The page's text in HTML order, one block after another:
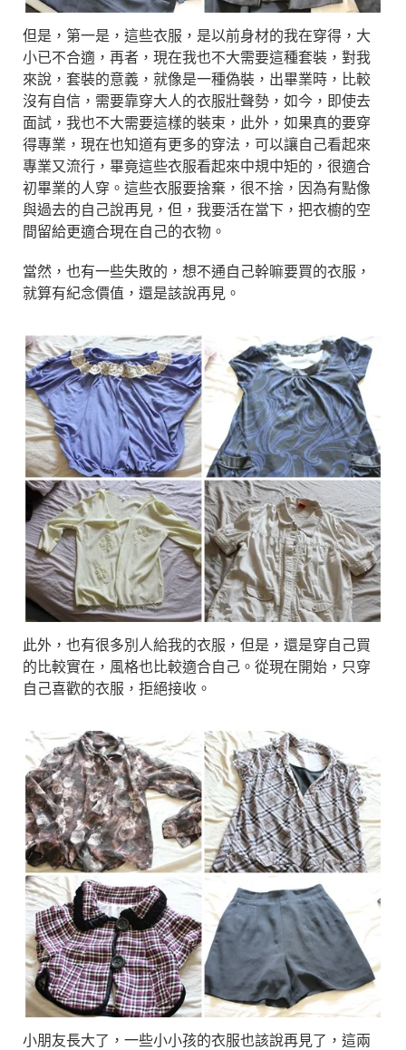
但是，第一是，這些衣服，是以前身材的我在穿得，大
小已不合適，再者，現在我也不大需要這種套裝，對我
來說，套裝的意義，就像是一種偽裝，出畢業時，比較
沒有自信，需要靠穿大人的衣服壯聲勢，如今，即使去
面試，我也不大需要這樣的裝束，此外，如果真的要穿
得專業，現在也知道有更多的穿法，可以讓自己看起來
專業又流行，畢竟這些衣服看起來中規中矩的，很適合
初畢業的人穿。這些衣服要捨棄，很不捨，因為有點像
與過去的自己說再見，但，我要活在當下，把衣櫥的空
間留給更適合現在自己的衣物。
當然，也有一些失敗的，想不通自己幹嘛要買的衣服，
就算有紀念價值，還是該說再見。
此外，也有很多別人給我的衣服，但是，還是穿自己買
的比較實在，風格也比較適合自己。從現在開始，只穿
自己喜歡的衣服，拒絕接收。
小朋友長大了，一些小小孩的衣服也該說再見了，這兩